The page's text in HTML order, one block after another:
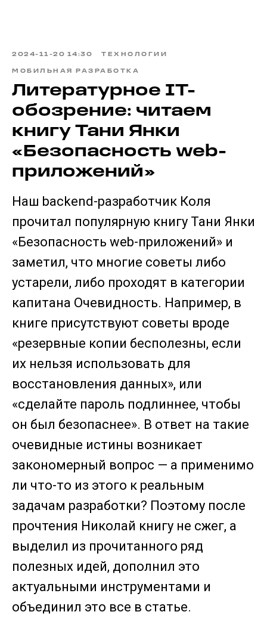
2024-11-20 14:30 ТЕХНОЛОГИИ
МОБИЛЬНАЯ РАЗРАБОТКА
Литературное IT-
обозрение: читаем
книгу Тани Янки
«Безопасность web-
приложений»
Наш backend-разработчик Коля
прочитал популярную книгу Тани Янки
«Безопасность web-приложений» и
заметил, что многие советы либо
устарели, либо проходят в категории
капитана Очевидность. Например, в
книге присутствуют советы вроде
«резервные копии бесполезны, если
их нельзя использовать для
восстановления данных», или
«сделайте пароль подлиннее, чтобы
он был безопаснее». В ответ на такие
очевидные истины возникает
закономерный вопрос — а применимо
ли что-то из этого к реальным
задачам разработки? Поэтому после
прочтения Николай книгу не сжег, а
выделил из прочитанного ряд
полезных идей, дополнил это
актуальными инструментами и
объединил это все в статье.